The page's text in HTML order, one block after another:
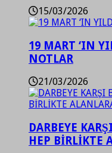
15/03/2026
19 MART ‘IN
NOTLAR
21/03/2026
DARBEYE
HEP BİRLİKTE